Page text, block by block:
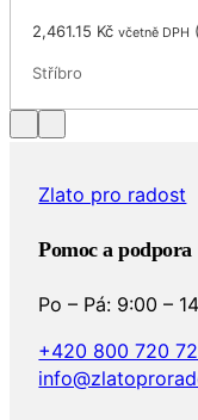
2,461.15 Kč včetně DPH
Stříbro
Zlato pro radost
Pomoc a podpora
Po – Pá: 9:00 –
+420 800 720